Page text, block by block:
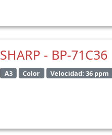
SHARP - BP-71C36
A3 Color Velocidad: 36 ppm